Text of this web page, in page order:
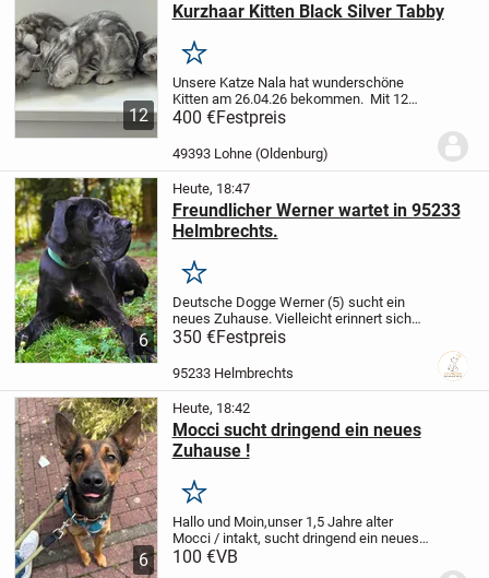
12
Kurzhaar Kitten Black Silver Tabby
Merken
Unsere Katze Nala hat wunderschöne
Kitten am 26.04.26 bekommen. Mit 12
Wochen, ab dem 26.07.26 können die
Kleinen in ihr neues Zuhause
ist noch frei2 Junges sind noch frei
400 €Festpreis
49393 Lohne (Oldenburg)
6
Heute, 18:47
Freundlicher Werner wartet in 95233
Helmbrechts.
Merken
Deutsche Dogge Werner (5) sucht ein
neues Zuhause. Vielleicht erinnert sich
der ein oder andere noch an Werner, der
durch mehrere, schwere
Schicksalsschläge seiner Familie zu uns
350 €Festpreis
95233 Helmbrechts
6
Heute, 18:42
Mocci sucht dringend ein neues
Zuhause !
Merken
Hallo und Moin,unser 1,5 Jahre alter
Mocci / intakt, sucht dringend ein neues
zu Hause. Wir hatten bereits ein neues zu
100 €VB